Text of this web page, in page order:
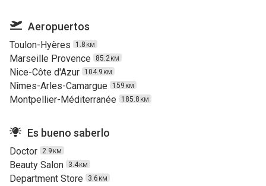
Aeropuertos
Toulon-Hyères 1.8 KM
Marseille Provence 85.2KM
Nice-Côte d'Azur 104.9 KM
Nîmes-Arles-Camargue 159 KM
Montpellier-Méditerranée 185.8 KM
Es bueno saberlo
Doctor 2.9 KM
Beauty Salon 3.4KM
Department Store 3.6 KM